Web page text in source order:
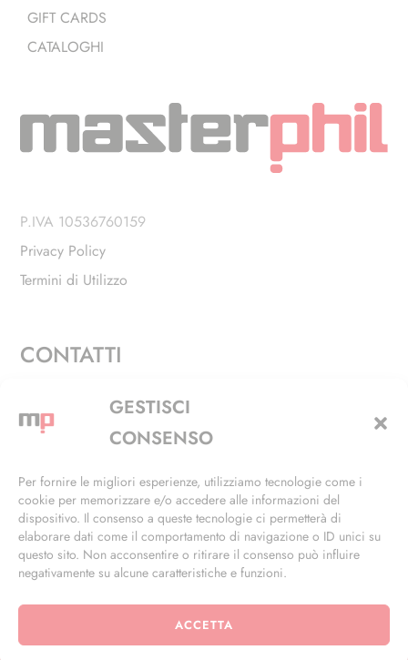
GESTISCI
CONSENSO
Per fornire le migliori esperienze, utilizziamo tecnologie come i
cookie per memorizzare e/o accedere alle informazioni del
dispositivo. Il consenso a queste tecnologie ci permetterà di
elaborare dati come il comportamento di navigazione o ID unici su
questo sito. Non acconsentire o ritirare il consenso può influire
negativamente su alcune caratteristiche e funzioni.
ACCETTA
GIFT CARDS
CATALOGHI
P.IVA 10536760159
Privacy Policy
Termini di Utilizzo
CONTATTI
Via Alfieri, 27 - Trezzano Sul Naviglio (MI)
+39 02 4846 3155
info@masterphil.it